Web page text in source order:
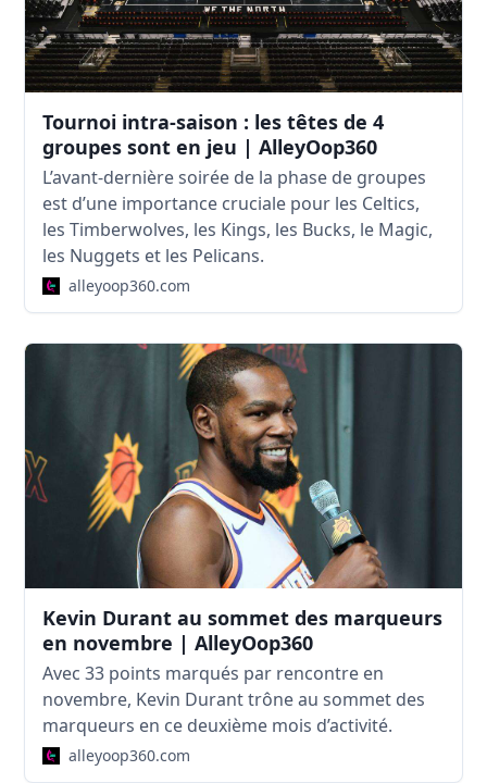
Tournoi intra-saison : les têtes de 4
groupes sont en jeu | AlleyOop360
L’avant-dernière soirée de la phase de groupes
est d’une importance cruciale pour les Celtics,
les Timberwolves, les Kings, les Bucks, le Magic,
les Nuggets et les Pelicans.
alleyoop360.com
Kevin Durant au sommet des marqueurs
en novembre | AlleyOop360
Avec 33 points marqués par rencontre en
novembre, Kevin Durant trône au sommet des
marqueurs en ce deuxième mois d’activité.
alleyoop360.com